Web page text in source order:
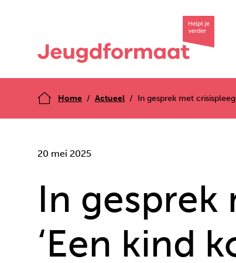
Home Actueel In gesprek met
20 mei 2025
In gesprek
‘Een kind